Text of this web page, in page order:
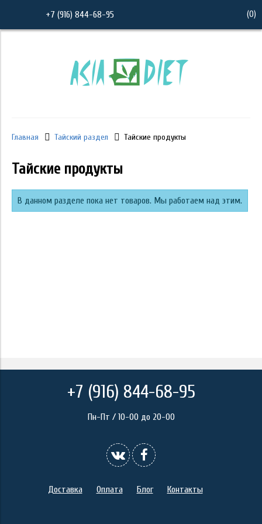
+7 (916) 844-68-95 (0)
Главная Тайский раздел Тайские продукты
Тайские продукты
В данном разделе пока нет товаров. Мы работаем над этим.
+7 (916) 844-68-95
Пн-Пт / 10-00 до 20-00
Доставка Оплата Блог Контакты